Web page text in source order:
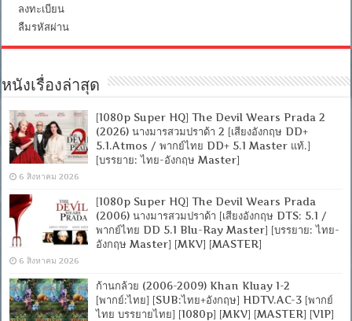
2.0]
อังกฤษ
[MKV]
[MASTER]
ลงทะเบียน
ลืมรหัสผ่าน
หนังเรื่องล่าสุด
[1080p Super HQ] The Devil Wears Prada 2
(2026) นางมารสวมปราด้า 2 [เสียงอังกฤษ DD+
5.1.Atmos / พากย์ไทย DD+ 5.1 Master แท้.]
[บรรยาย: ไทย-อังกฤษ Master]
6 สิงหาคม 2026
[1080p Super HQ] The Devil Wears Prada
(2006) นางมารสวมปราด้า [เสียงอังกฤษ DTS: 5.1 /
พากย์ไทย DD 5.1 Blu-Ray Master] [บรรยาย: ไทย-
อังกฤษ Master] [MKV] [MASTER]
6 สิงหาคม 2026
ก้านกล้วย (2006-2009) Khan Kluay 1-2
[พากย์:ไทย] [SUB:ไทย+อังกฤษ] HDTV.AC-3 [พากย์
ไทย บรรยายไทย] [1080p] [MKV] [MASTER] [VIP]